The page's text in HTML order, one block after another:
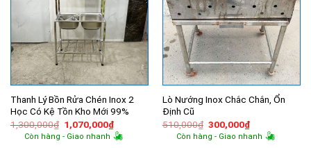
Thanh Lý Bồn Rửa Chén Inox 2
Học Có Kệ Tồn Kho Mới 99%
1,300,000₫ Giá
gốc
là:
1,070,000₫Giá
hiện
tại
Còn hàng - Giao nhanh
Lò Nướng Inox Chắc Chắn, Ổn
Định Cũ
510,000₫ Giá
gốc
là:
300,000₫Giá
hiện
tại
Còn hàng - Giao nhanh